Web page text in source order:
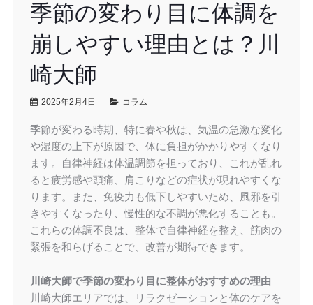
季節の変わり目に体調を
崩しやすい理由とは？川
崎大師
2025年2月4日 コラム
季節が変わる時期、特に春や秋は、気温の急激な変化
や湿度の上下が原因で、体に負担がかかりやすくなり
ます。自律神経は体温調節を担っており、これが乱れ
ると疲労感や頭痛、肩こりなどの症状が現れやすくな
ります。また、免疫力も低下しやすいため、風邪を引
きやすくなったり、慢性的な不調が悪化することも。
これらの体調不良は、整体で自律神経を整え、筋肉の
緊張を和らげることで、改善が期待できます。
川崎大師で季節の変わり目に整体がおすすめの理由
川崎大師エリアでは、リラクゼーションと体のケアを